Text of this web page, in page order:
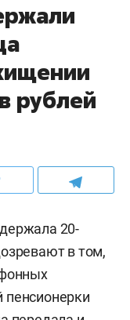
рублей
20-
в том,
пенсионерки